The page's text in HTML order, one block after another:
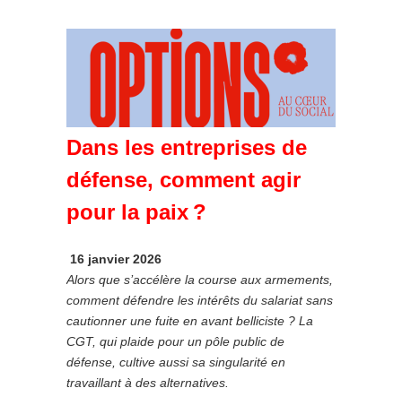
Dans les entreprises de
défense, comment agir
pour la paix ?
16 janvier 2026
Alors que s’accélère la course aux armements,
comment défendre les intérêts du salariat sans
cautionner une fuite en avant belliciste ? La
CGT, qui plaide pour un pôle public de
défense, cultive aussi sa singularité en
travaillant à des alternatives.